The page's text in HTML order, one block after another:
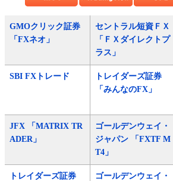
GMOクリック証券
「FXネオ」
セントラル短資ＦＸ
「ＦＸダイレクトプ
ラス」
SBI FXトレード
トレイダーズ証券
「みんなのFX」
JFX 「MATRIX TR
ADER」
ゴールデンウェイ・
ジャパン 「FXTF M
T4」
トレイダーズ証券
ゴールデンウェイ・